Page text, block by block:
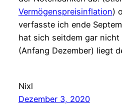
Vermögenspreisinflation)
verfasste ich ende
hat sich seitdem gar nicht
(Anfang Dezember) liegt
Nixl
Dezember 3, 2020